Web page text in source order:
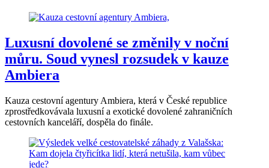
Luxusní dovolené se změnily v noční
můru. Soud vynesl rozsudek v kauze
Ambiera
Kauza cestovní agentury Ambiera, která v České republice
zprostředkovávala luxusní a exotické dovolené zahraničních
cestovních kanceláří, dospěla do finále.